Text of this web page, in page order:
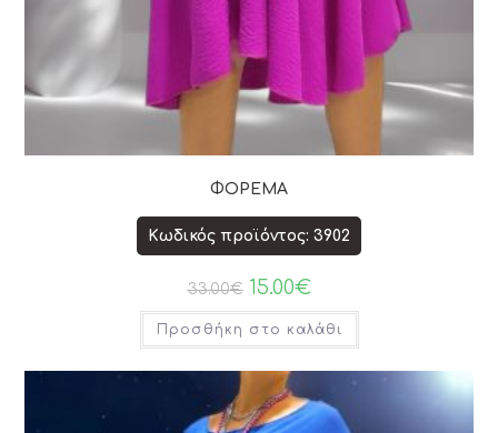
ΦΟΡΕΜΑ
Κωδικός προϊόντος: 3902
33.00€ 15.00€
Προσθήκη στο καλάθι